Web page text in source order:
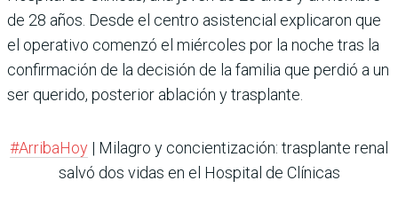
de 28 años. Desde el centro asistencial explicaron que
el operativo comenzó el miércoles por la noche tras la
confirmación de la decisión de la familia que perdió a un
ser querido, posterior ablación y trasplante.
#ArribaHoy | Milagro y concientización: trasplante renal
salvó dos vidas en el Hospital de Clínicas